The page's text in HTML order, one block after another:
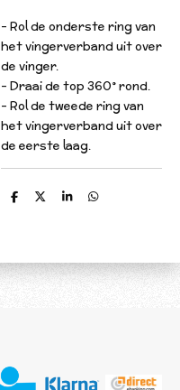
- Rol de onderste ring van
het vingerverband uit over
de vinger.
- Draai de top 360° rond.
- Rol de tweede ring van
het vingerverband uit over
de eerste laag.
D
D
S
D